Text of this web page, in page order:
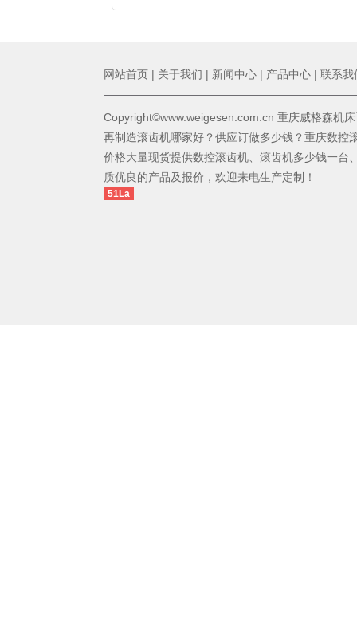
网站首页 | 关于我们 | 新闻中心 | 产品中心 | 联系我
Copyright©www.weigesen.com.cn 重庆威格森机
再制造滚齿机哪家好？供应订做多少钱？重庆数控
价格大量现货提供数控滚齿机、滚齿机多少钱一台
质优良的产品及报价，欢迎来电生产定制！
51La